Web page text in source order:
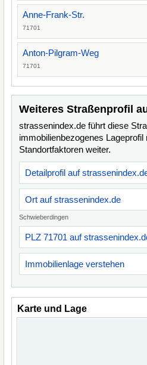
Anne-Frank-Str.
71701
Anton-Pilgram-Weg
71701
Weiteres Straßenprofil
strassenindex.de führt diese
immobilienbezogenes
Standortfaktoren weiter.
Detailprofil auf
Ort auf strassenindex.de
Schwieberdingen
PLZ 71701 auf
Immobilienlage verstehen
Karte und Lage